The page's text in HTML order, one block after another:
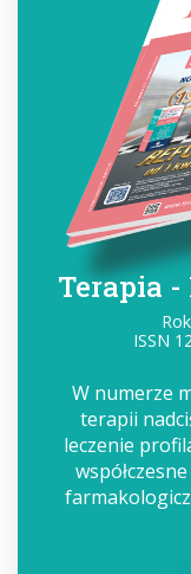
Terapia
ISSN
W numerze
terapii
leczenie